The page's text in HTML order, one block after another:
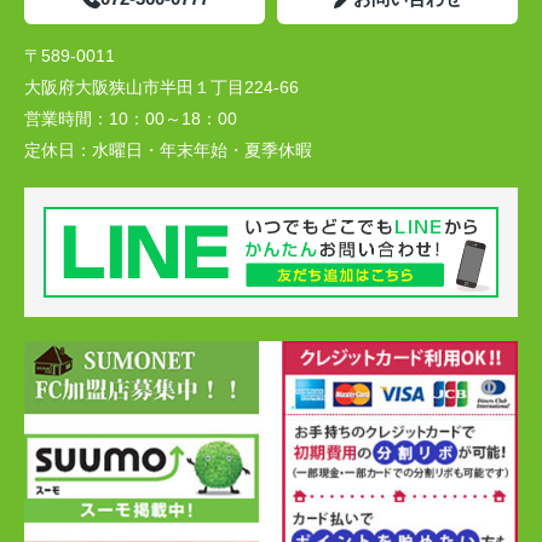
〒589-0011
大阪府大阪狭山市半田１丁目224-66
営業時間： 10：00～18：00
定休日： 水曜日・年末年始・夏季休暇